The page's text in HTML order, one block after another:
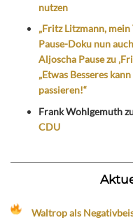
nutzen
„Fritz Litzmann,
Pause-Doku nun
Aljoscha Pause zu
„Etwas Besseres
passieren!“
Frank Wohlgemuth
CDU
Waltrop als